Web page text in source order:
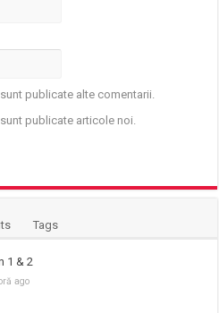
publicate alte comentarii.
publicate articole noi.
Tags
1 & 2
ago